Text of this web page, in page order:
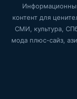
контент для
СМИ, культура,
мода плюс-сайз,